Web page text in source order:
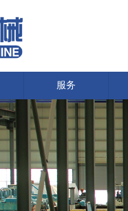
服务